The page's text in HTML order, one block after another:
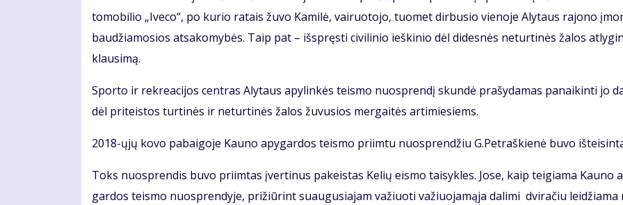
to­mo­bi­lio „Ive­co“, po ku­rio ra­tais žu­vo Ka­mi­lė, vai­ruo­to­jo, tuo­met dir­bu­sio vie­no­je Aly­taus ra­jo­no
bau­džia­mo­sios at­sa­ko­my­bės. Taip pat – iš­spręs­ti ci­vi­li­nio ieš­ki­nio dėl di­des­nės ne­tur­ti­nės ža­los
klau­si­mą.
Spor­to ir rek­re­a­ci­jos cen­tras Aly­taus apy­lin­kės teis­mo nuosp­ren­dį skun­dė pra­šy­da­mas pa­nai­kin­ti jo
dėl pri­teis­tos tur­ti­nės ir ne­tur­ti­nės ža­los žu­vu­sios mer­gai­tės ar­ti­mie­siems.
2018-ųjų ko­vo pa­bai­go­je Kau­no apy­gar­dos teis­mo pri­im­tu nuosp­ren­džiu G.Pet­raš­kie­nė bu­vo
Toks nuosp­ren­dis bu­vo pri­im­tas įver­ti­nus pa­keis­tas Ke­lių eis­mo tai­syk­les. Jo­se, kaip tei­gia­ma Kau­no
gar­dos teis­mo nuosp­ren­dy­je, pri­žiū­rint su­au­gu­sia­jam va­žiuo­ti va­žiuo­ja­mą­ja da­li­mi dvi­ra­čiu lei­džia­ma